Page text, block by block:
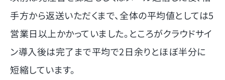
手方から返送いただくまで、全体の平均値としては5
営業日以上かかっていました。ところがクラウドサイ
ン導入後は完了まで平均で2日余りとほぼ半分に
短縮しています。